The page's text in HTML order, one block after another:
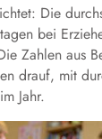
Die
bei
Zahlen aus
drauf, mit
Jahr.